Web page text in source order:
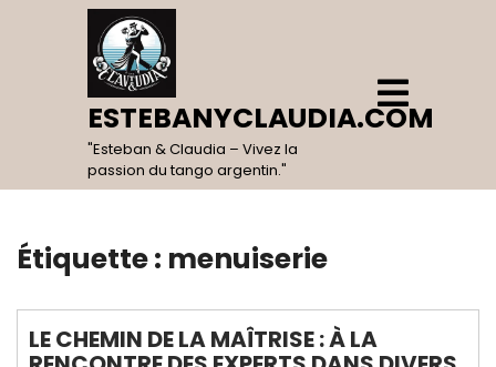
ESTEBANYCLAUDIA.COM
"Esteban & Claudia – Vivez la
passion du tango argentin."
Open
Menu
Étiquette : menuiserie
LE CHEMIN DE LA MAÎTRISE : À LA